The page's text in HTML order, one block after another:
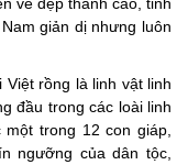
giản dị nhưng luôn
rồng là linh vật linh
đầu trong các loài linh
trong 12 con giáp,
ngưỡng của dân tộc,